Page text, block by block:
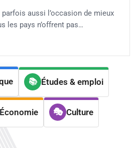
parfois aussi l’occasion de mieux
les pays n’offrent pas…
Études & emploi
Économie Culture